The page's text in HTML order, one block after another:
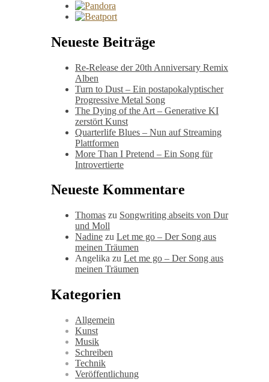
Neueste Beiträge
Re-Release der 20th Anniversary Remix
Alben
Turn to Dust – Ein postapokalyptischer
Progressive Metal Song
The Dying of the Art – Generative KI
zerstört Kunst
Quarterlife Blues – Nun auf Streaming
Plattformen
More Than I Pretend – Ein Song für
Introvertierte
Neueste Kommentare
Thomas zu Songwriting abseits von Dur
und Moll
Nadine zu Let me go – Der Song aus
meinen Träumen
Angelika zu Let me go – Der Song aus
meinen Träumen
Kategorien
Allgemein
Kunst
Musik
Schreiben
Technik
Veröffentlichung